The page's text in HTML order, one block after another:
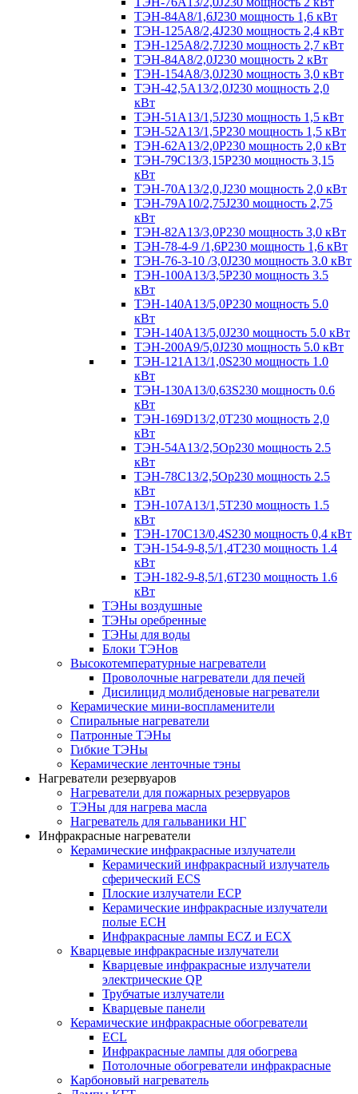
ТЭН-84А8/1,6J230 мощность 1,6 кВт
ТЭН-125А8/2,4J230 мощность 2,4 кВт
ТЭН-125А8/2,7J230 мощность 2,7 кВт
ТЭН-84А8/2,0J230 мощность 2 кВт
ТЭН-154А8/3,0J230 мощность 3,0 кВт
ТЭН-42,5А13/2,0J230 мощность 2,0
кВт
ТЭН-51А13/1,5J230 мощность 1,5 кВт
ТЭН-52А13/1,5Р230 мощность 1,5 кВт
ТЭН-62А13/2,0Р230 мощность 2,0 кВт
ТЭН-79С13/3,15Р230 мощность 3,15
кВт
ТЭН-70А13/2,0,J230 мощность 2,0 кВт
ТЭН-79А10/2,75J230 мощность 2,75
кВт
ТЭН-82А13/3,0Р230 мощность 3,0 кВт
ТЭН-78-4-9 /1,6P230 мощность 1,6 кВт
ТЭН-76-3-10 /3,0J230 мощность 3.0 кВт
ТЭН-100А13/3,5Р230 мощность 3.5
кВт
ТЭН-140А13/5,0Р230 мощность 5.0
кВт
ТЭН-140А13/5,0J230 мощность 5.0 кВт
ТЭН-200А9/5,0J230 мощность 5.0 кВт
ТЭН-121А13/1,0S230 мощность 1.0
кВт
ТЭН-130А13/0,63S230 мощность 0.6
кВт
ТЭН-169D13/2,0T230 мощность 2,0
кВт
ТЭН-54А13/2,5Ор230 мощность 2.5
кВт
ТЭН-78С13/2,5Ор230 мощность 2.5
кВт
ТЭН-107А13/1,5Т230 мощность 1.5
кВт
ТЭН-170C13/0,4S230 мощность 0,4 кВт
ТЭН-154-9-8,5/1,4Т230 мощность 1.4
кВт
ТЭН-182-9-8,5/1,6Т230 мощность 1.6
кВт
ТЭНы воздушные
ТЭНы оребренные
ТЭНы для воды
Блоки ТЭНов
Высокотемпературные нагреватели
Проволочные нагреватели для печей
Дисилицид молибденовые нагреватели
Керамические мини-воспламенители
Спиральные нагреватели
Патронные ТЭНы
Гибкие ТЭНы
Керамические ленточные тэны
Нагреватели резервуаров
Нагреватели для пожарных резервуаров
ТЭНы для нагрева масла
Нагреватель для гальваники НГ
Инфракрасные нагреватели
Керамические инфракрасные излучатели
Керамический инфракрасный излучатель
сферический ECS
Плоские излучатели ECP
Керамические инфракрасные излучатели
полые ECH
Инфракрасные лампы ECZ и ECX
Кварцевые инфракрасные излучатели
Кварцевые инфракрасные излучатели
электрические QP
Трубчатые излучатели
Кварцевые панели
Керамические инфракрасные обогреватели
ECL
Инфракрасные лампы для обогрева
Потолочные обогреватели инфракрасные
Карбоновый нагреватель